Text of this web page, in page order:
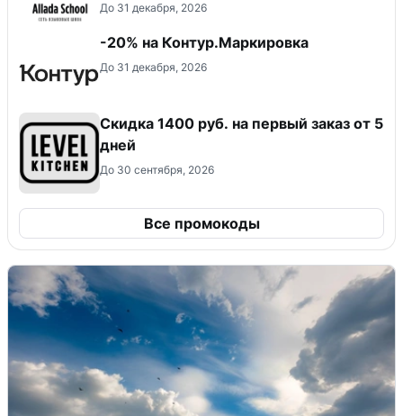
До 31 декабря, 2026
-20% на Контур.Маркировка
До 31 декабря, 2026
Скидка 1400 руб. на первый заказ от 5
дней
До 30 сентября, 2026
Все промокоды